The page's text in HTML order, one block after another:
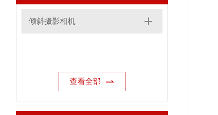
倾斜摄影相机
查看全部